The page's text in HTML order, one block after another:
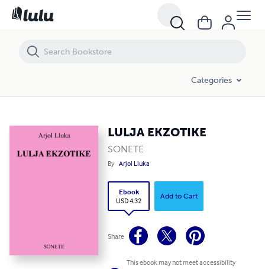
Categories
LULJA EKZOTIKE
SONETE
By Arjol Lluka
Ebook
USD 4.32
Add to Cart
Share
This ebook may not meet accessibility
LULJA EKZOTIKE